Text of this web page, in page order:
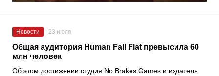
Новости 23 июля
Общая аудитория Human Fall Flat превысила 60
млн человек
Об этом достижении студия No Brakes Games и издатель